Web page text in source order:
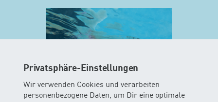
Privatsphäre-Einstellungen
Wir verwenden Cookies und verarbeiten
personenbezogene Daten, um Dir eine optimale